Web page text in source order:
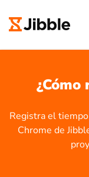
Registra el
Chrome de